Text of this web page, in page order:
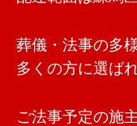
葬儀・法事の多
多くの方に選ば
ご法事予定の施